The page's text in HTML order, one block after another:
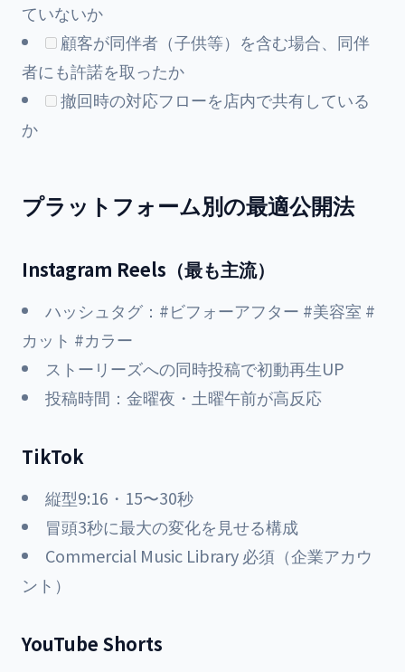
ていないか
顧客が同伴者（子供等）を含む場合、同伴
者にも許諾を取ったか
撤回時の対応フローを店内で共有している
か
プラットフォーム別の最適公開法
Instagram Reels（最も主流）
ハッシュタグ：#ビフォーアフター #美容室 #
カット #カラー
ストーリーズへの同時投稿で初動再生UP
投稿時間：金曜夜・土曜午前が高反応
TikTok
縦型9:16・15〜30秒
冒頭3秒に最大の変化を見せる構成
Commercial Music Library 必須（企業アカウ
ント）
YouTube Shorts